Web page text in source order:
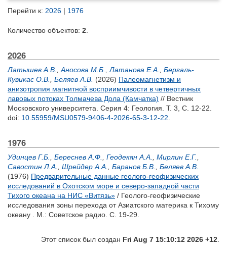
Перейти к: 2026 | 1976
Количество объектов: 2
2026
Латышев А.В. Аносова М.Б. Латанова Е.А.
Бергаль-
Кувикас О.В.
Беляев А.В. (2026) Палеомагнетизм и
анизотропия магнитной восприимчивости в четвертичных
лавовых потоках Толмачева Дола (Камчатка) // Вестник
Московского университета. Серия 4: Геология. Т. 3, С. 12-22.
doi: 10.55959/MSU0579-9406-4-2026-65-3-12-22
1976
Удинцев Г.Б. Береснев А.Ф. Геодекян А.А. Мирлин Е.Г.
Савостин Л.А.
Шрейдер А.А. Баранов Б.В.
Беляев А.В.
(1976) Предварительные данные геолого-геофизических
исследований в Охотском море и северо-западной части
Тихого океана на НИС «Витязь» / Геолого-геофизические
исследования зоны перехода от Азиатского материка к Тихому
океану . М.: Советское радио. С. 19-29.
Этот список был создан Fri Aug 7 15:10:12 2026 +12